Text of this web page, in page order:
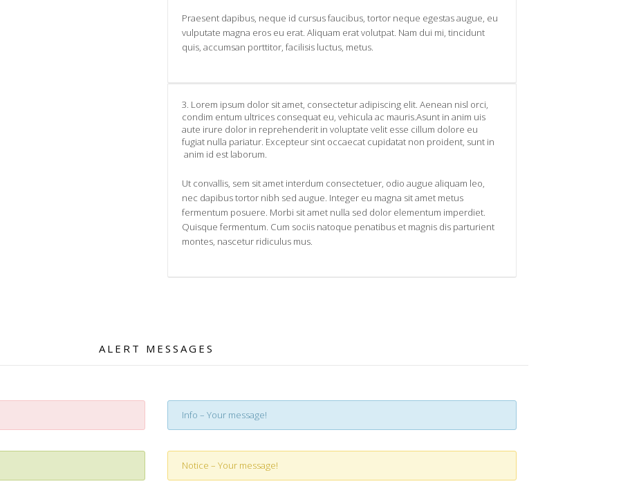
Praesent dapibus, neque id cursus faucibus, tortor neque egestas augue, eu
vulputate magna eros eu erat. Aliquam erat volutpat. Nam dui mi, tincidunt
quis, accumsan porttitor, facilisis luctus, metus.
3. Lorem ipsum dolor sit amet, consectetur adipiscing elit. Aenean nisl orci,
condim entum ultrices consequat eu, vehicula ac mauris.Asunt in anim uis
aute irure dolor in reprehenderit in voluptate velit esse cillum dolore eu
fugiat nulla pariatur. Excepteur sint occaecat cupidatat non proident, sunt in
anim id est laborum.
Ut convallis, sem sit amet interdum consectetuer, odio augue aliquam leo,
nec dapibus tortor nibh sed augue. Integer eu magna sit amet metus
fermentum posuere. Morbi sit amet nulla sed dolor elementum imperdiet.
Quisque fermentum. Cum sociis natoque penatibus et magnis dis parturient
montes, nascetur ridiculus mus.
ALERT MESSAGES
Info – Your message!
Notice – Your message!